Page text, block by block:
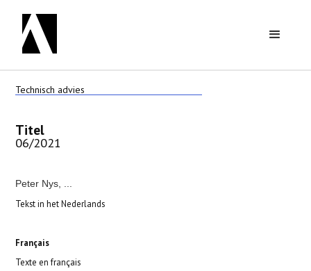
Technisch advies
Titel
06/2021
Peter Nys, ...
Tekst in het Nederlands
Français
Texte en français